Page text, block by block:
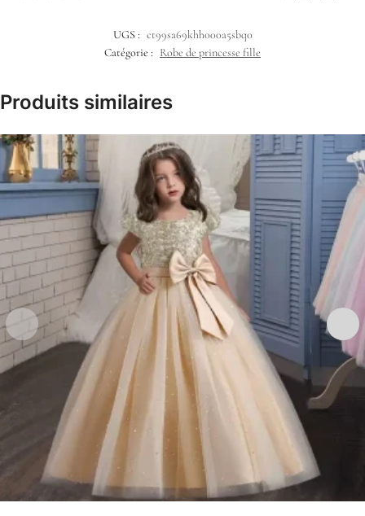
UGS : ct99sa69khh000a5sbq0
Catégorie : Robe de princesse fille
Produits similaires